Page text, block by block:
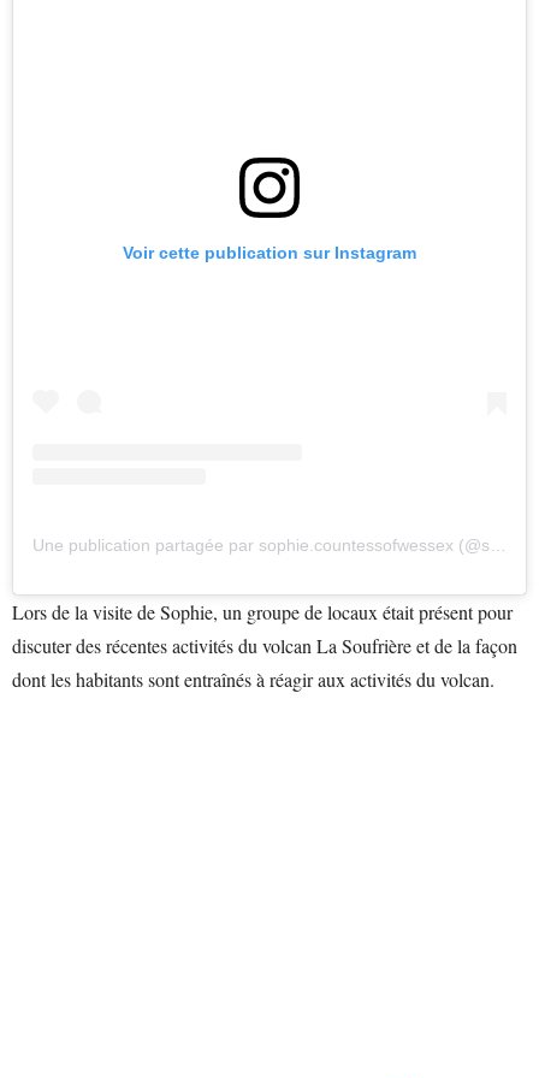
Voir cette publication sur Instagram
Lors de la visite de Sophie, un groupe de locaux était présent pour
discuter des récentes activités du volcan La Soufrière et de la façon
dont les habitants sont entraînés à réagir aux activités du volcan.